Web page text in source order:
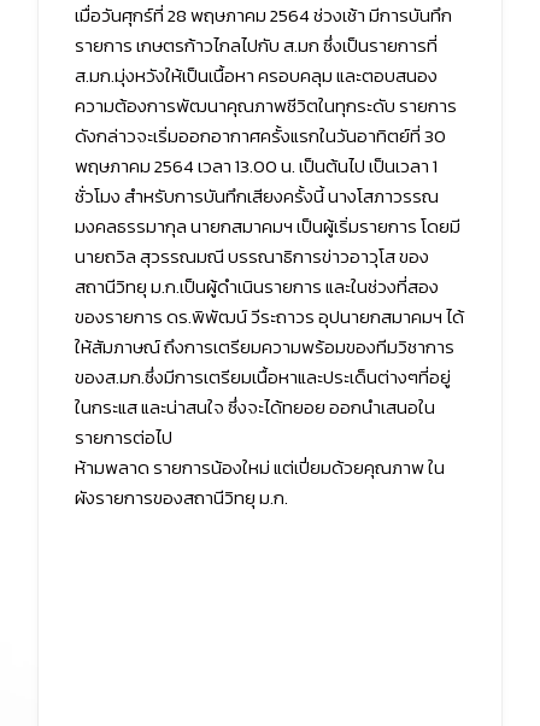
เมื่อวันศุกร์ที่ 28 พฤษภาคม 2564 ช่วงเช้า มีการบันทึก
รายการ เกษตรก้าวไกลไปกับ ส.มก ซึ่งเป็นรายการที่
ส.มก.มุ่งหวังให้เป็นเนื้อหา ครอบคลุม และตอบสนอง
ความต้องการพัฒนาคุณภาพชีวิตในทุกระดับ รายการ
ดังกล่าวจะเริ่มออกอากาศครั้งแรกในวันอาทิตย์ที่ 30
พฤษภาคม 2564 เวลา 13.00 น. เป็นต้นไป เป็นเวลา 1
ชั่วโมง สำหรับการบันทึกเสียงครั้งนี้ นางโสภาวรรณ
มงคลธรรมากุล นายกสมาคมฯ เป็นผู้เริ่มรายการ โดยมี
นายถวิล สุวรรณมณี บรรณาธิการข่าวอาวุโส ของ
สถานีวิทยุ ม.ก.เป็นผู้ดำเนินรายการ และในช่วงที่สอง
ของรายการ ดร.พิพัฒน์ วีระถาวร อุปนายกสมาคมฯ ได้
ให้สัมภาษณ์ ถึงการเตรียมความพร้อมของทีมวิชาการ
ของส.มก.ซึ่งมีการเตรียมเนื้อหาและประเด็นต่างๆที่อยู่
ในกระแส และน่าสนใจ ซึ่งจะได้ทยอย ออกนำเสนอใน
รายการต่อไป
ห้ามพลาด รายการน้องใหม่ แต่เปี่ยมด้วยคุณภาพ ใน
ผังรายการของสถานีวิทยุ ม.ก.